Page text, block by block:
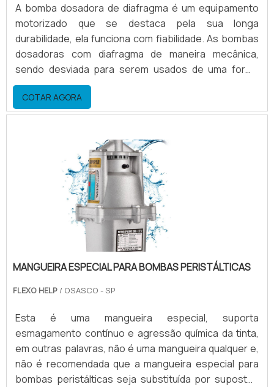
A bomba dosadora de diafragma é um equipamento
motorizado que se destaca pela sua longa
durabilidade, ela funciona com fiabilidade. As bombas
dosadoras com diafragma de maneira mecânica,
sendo desviada para serem usados de uma forma
praticamente universal em todas as gamas de baixa
pressão. O produto funciona a partir da potência de
dosagem ajustável das bombas, feitas através do
utilizado para aplicações industriais das mais
diversas.Bombas dosadora.
COTAR AGORA
MANGUEIRA ESPECIAL PARA BOMBAS PERISTÁLTICAS
FLEXO HELP / OSASCO - SP
Esta é uma mangueira especial, suporta
esmagamento contínuo e agressão química da tinta,
em outras palavras, não é uma mangueira qualquer e,
não é recomendada que a mangueira especial para
bombas peristálticas seja substituída por supostos